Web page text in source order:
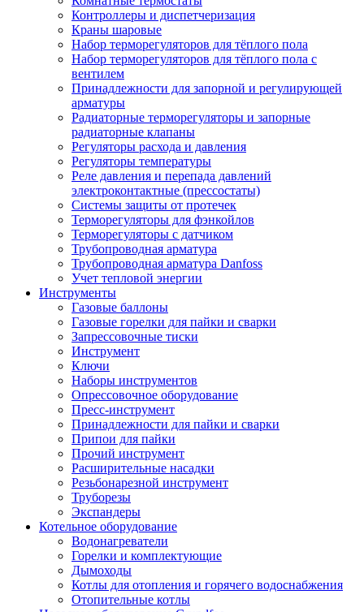
Контроллеры и диспетчеризация
Краны шаровые
Набор терморегуляторов для тёплого пола
Набор терморегуляторов для тёплого пола с
вентилем
Принадлежности для запорной и регулирующей
арматуры
Радиаторные терморегуляторы и запорные
радиаторные клапаны
Регуляторы расхода и давления
Регуляторы температуры
Реле давления и перепада давлений
электроконтактные (прессостаты)
Системы защиты от протечек
Терморегуляторы для фэнкойлов
Терморегуляторы с датчиком
Трубопроводная арматура
Трубопроводная арматура Danfoss
Учет тепловой энергии
Инструменты
Газовые баллоны
Газовые горелки для пайки и сварки
Запрессовочные тиски
Инструмент
Ключи
Наборы инструментов
Опрессовочное оборудование
Пресс-инструмент
Принадлежности для пайки и сварки
Припои для пайки
Прочий инструмент
Расширительные насадки
Резьбонарезной инструмент
Труборезы
Экспандеры
Котельное оборудование
Водонагреватели
Горелки и комплектующие
Дымоходы
Котлы для отопления и горячего водоснабжения
Отопительные котлы